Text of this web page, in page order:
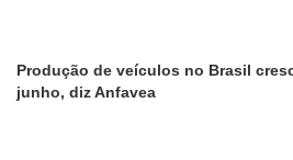
Produção de veículos no Brasil
junho, diz Anfavea